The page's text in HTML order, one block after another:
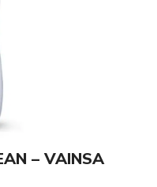
– VAINSA